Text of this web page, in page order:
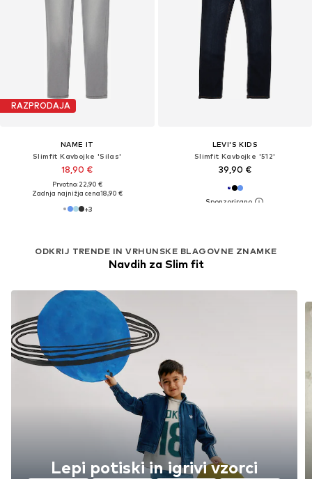
RAZPRODAJA
NAME IT
Slimfit Kavbojke 'Silas'
18,90 €
Prvotno: 22,90 €
Zadnja najnižja cena18,90 €
+3
ODKRIJ TRENDE IN VRHUNSKE BLAGOVNE ZNAMKE
Navdih za Slim fit
Lepi potiski in igrivi vzorci
LEVI'S KIDS
Slimfit Kavbojke '512'
39,90 €